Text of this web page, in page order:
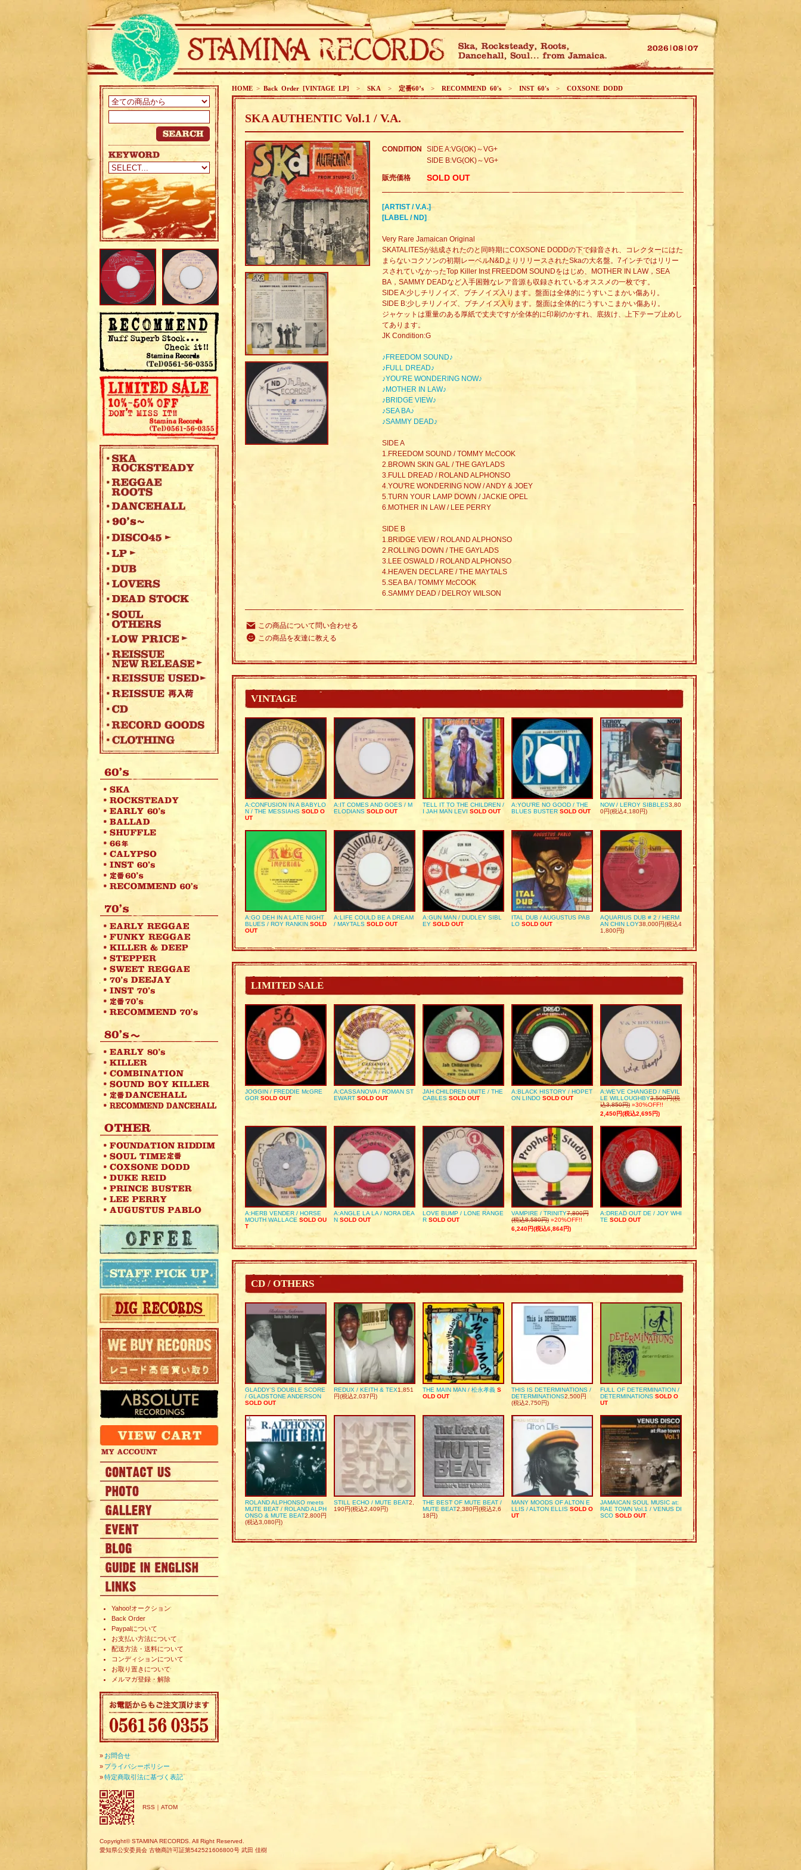
Yahoo!オークション
Back Order
Paypalについて
お支払い方法について
配送方法・送料について
コンディションについて
お取り置きについて
メルマガ登録・解除
» お問合せ
» プライバシーポリシー
»特定商取引法に基づく表記
RSS ｜ ATOM
HOME > Back Order [VINTAGE LP] > SKA > 定番60’s > RECOMMEND 60's > INST 60's > COXSONE DODD
SKA AUTHENTIC Vol.1 / V.A.
CONDITION
SIDE A:VG(OK)～VG+
SIDE B:VG(OK)～VG+
販売価格 SOLD OUT
[ARTIST / V.A.]
[LABEL / ND]
Very Rare Jamaican Original
SKATALITESが結成されたのと同時期にCOXSONE DODDの下で録音され、コレクターにはた
まらないコクソンの初期レーベルN&DよりリリースされたSkaの大名盤。7インチではリリー
スされていなかったTop Killer Inst FREEDOM SOUNDをはじめ、MOTHER IN LAW，SEA
BA，SAMMY DEADなど入手困難なレア音源も収録されているオススメの一枚です。
SIDE A:少しチリノイズ、プチノイズ入ります。盤面は全体的にうすいこまかい傷あり。
SIDE B:少しチリノイズ、プチノイズ入ります。盤面は全体的にうすいこまかい傷あり。
ジャケットは重量のある厚紙で丈夫ですが全体的に印刷のかすれ、底抜け、上下テープ止めし
てあります。
JK Condition:G
♪FREEDOM SOUND♪
♪FULL DREAD♪
♪YOU'RE WONDERING NOW♪
♪MOTHER IN LAW♪
♪BRIDGE VIEW♪
♪SEA BA♪
♪SAMMY DEAD♪
SIDE A
1.FREEDOM SOUND / TOMMY McCOOK
2.BROWN SKIN GAL / THE GAYLADS
3.FULL DREAD / ROLAND ALPHONSO
4.YOU'RE WONDERING NOW / ANDY & JOEY
5.TURN YOUR LAMP DOWN / JACKIE OPEL
6.MOTHER IN LAW / LEE PERRY
SIDE B
1.BRIDGE VIEW / ROLAND ALPHONSO
2.ROLLING DOWN / THE GAYLADS
3.LEE OSWALD / ROLAND ALPHONSO
4.HEAVEN DECLARE / THE MAYTALS
5.SEA BA / TOMMY McCOOK
6.SAMMY DEAD / DELROY WILSON
この商品について問い合わせる
この商品を友達に教える
VINTAGE
A:CONFUSION IN A BABYLO
N / THE MESSIAHS SOLD O
UT
A:IT COMES AND GOES / M
ELODIANS SOLD OUT
TELL IT TO THE CHILDREN /
I JAH MAN LEVI SOLD OUT
A:YOU’RE NO GOOD / THE
BLUES BUSTER SOLD OUT
NOW / LEROY SIBBLES3,80
0円(税込4,180円)
A:GO DEH IN A LATE NIGHT
BLUES / ROY RANKIN SOLD
OUT
A:LIFE COULD BE A DREAM
/ MAYTALS SOLD OUT
A:GUN MAN / DUDLEY SIBL
EY SOLD OUT
ITAL DUB / AUGUSTUS PAB
LO SOLD OUT
AQUARIUS DUB # 2 / HERM
AN CHIN LOY38,000円(税込4
1,800円)
LIMITED SALE
JOGGIN / FREDDIE McGRE
GOR SOLD OUT
A:CASSANOVA / ROMAN ST
EWART SOLD OUT
JAH CHILDREN UNITE / THE
CABLES SOLD OUT
A:BLACK HISTORY / HOPET
ON LINDO SOLD OUT
A:WE’VE CHANGED / NEVIL
LE WILLOUGHBY3,500円(税
込3,850円) »30%OFF!!
2,450円(税込2,695円)
A:HERB VENDER / HORSE
MOUTH WALLACE SOLD OU
T
A:ANGLE LA LA / NORA DEA
N SOLD OUT
LOVE BUMP / LONE RANGE
R SOLD OUT
VAMPIRE / TRINITY7,800円
(税込8,580円) »20%OFF!!
6,240円(税込6,864円)
A:DREAD OUT DE / JOY WHI
TE SOLD OUT
CD / OTHERS
GLADDY’S DOUBLE SCORE
/ GLADSTONE ANDERSON
SOLD OUT
REDUX / KEITH & TEX1,851
円(税込2,037円)
THE MAIN MAN / 松永孝義 S
OLD OUT
THIS IS DETERMINATIONS /
DETERMINATIONS2,500円
(税込2,750円)
FULL OF DETERMINATION /
DETERMINATIONS SOLD O
UT
ROLAND ALPHONSO meets
MUTE BEAT / ROLAND ALPH
ONSO & MUTE BEAT2,800円
(税込3,080円)
STILL ECHO / MUTE BEAT2,
190円(税込2,409円)
THE BEST OF MUTE BEAT /
MUTE BEAT2,380円(税込2,6
18円)
MANY MOODS OF ALTON E
LLIS / ALTON ELLIS SOLD O
UT
JAMAICAN SOUL MUSIC at:
RAE TOWN Vol.1 / VENUS DI
SCO SOLD OUT
Copyright© STAMINA RECORDS. All Right Reserved.
愛知県公安委員会 古物商許可証第542521606800号 武田 佳樹